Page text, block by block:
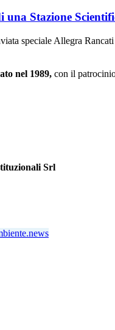
una Stazione
speciale Allegra
nel 1989, con il
Srl